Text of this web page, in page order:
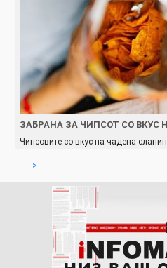
ЗАБРАНА ЗА ЧИПСОТ СО ВКУС
Чипсовите со вкус на чадена
->